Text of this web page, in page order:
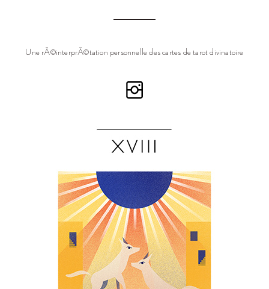
Une rÃ©interprÃ©tation personnelle des cartes de tarot divinatoire